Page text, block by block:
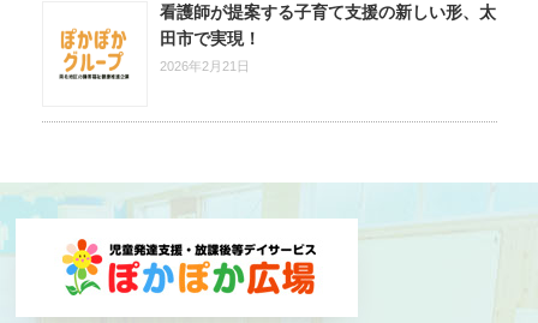
看護師が提案する子育て支援の新しい形、太
田市で実現！
2026年2月21日